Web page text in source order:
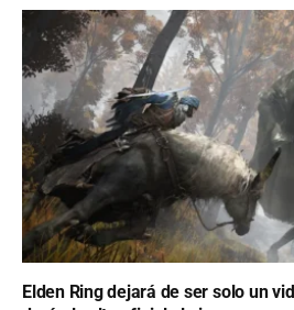
Elden Ring dejará de ser solo un